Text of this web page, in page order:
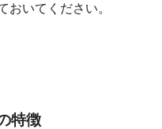
おいてください。
特徴